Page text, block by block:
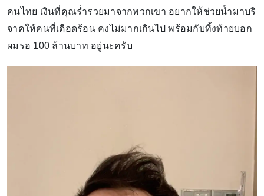
คนไทย เงินที่คุณร่ำรวยมาจากพวกเขา อยากให้ช่วยน้ำมาบริ
จาคให้คนที่เดือดร้อน คงไม่มากเกินไป พร้อมกับทิ้งท้ายบอก
ผมรอ 100 ล้านบาท อยู่นะครับ